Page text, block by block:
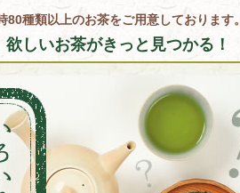
種類以上のお茶をご用意しております。
しいお茶がきっと見つかる！